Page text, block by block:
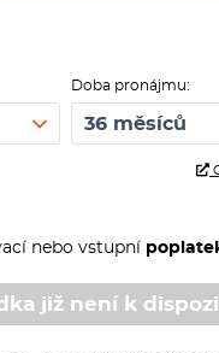
Doba pronájmu:
nebo vstupní
již není k